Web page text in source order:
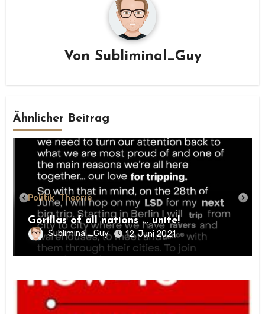
Von Subliminal_Guy
Ähnlicher Beitrag
Politik Theorie
Gorillas of all nations … unite!
Subliminal_Guy 12. Juni 2021